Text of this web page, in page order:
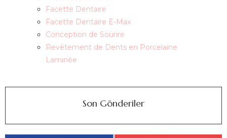
Facette Dentaire
Facette Dentaire E-Max
Conception de Sourire
Revêtement de Dents en Porcelaine
Laminée
Son Gönderiler